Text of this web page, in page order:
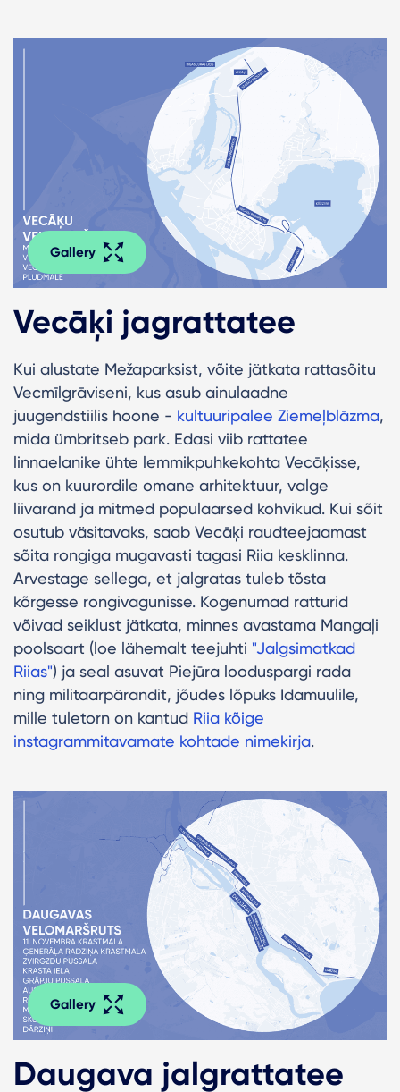
Gallery
Vecāķi jagrattatee
Kui alustate Mežaparksist, võite jätkata rattasõitu
Vecmīlgrāviseni, kus asub ainulaadne
juugendstiilis hoone - kultuuripalee Ziemeļblāzma,
mida ümbritseb park. Edasi viib rattatee
linnaelanike ühte lemmikpuhkekohta Vecāķisse,
kus on kuurordile omane arhitektuur, valge
liivarand ja mitmed populaarsed kohvikud. Kui sõit
osutub väsitavaks, saab Vecāķi raudteejaamast
sõita rongiga mugavasti tagasi Riia kesklinna.
Arvestage sellega, et jalgratas tuleb tõsta
kõrgesse rongivagunisse. Kogenumad ratturid
võivad seiklust jätkata, minnes avastama Mangaļi
poolsaart (loe lähemalt teejuhti "Jalgsimatkad
Riias") ja seal asuvat Piejūra looduspargi rada
ning militaarpärandit, jõudes lõpuks Idamuulile,
mille tuletorn on kantud Riia kõige
instagrammitavamate kohtade nimekirja.
Gallery
Daugava jalgrattatee